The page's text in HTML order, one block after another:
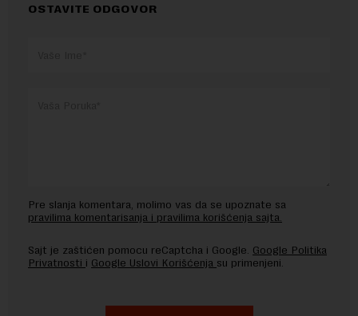
OSTAVITE ODGOVOR
Pre slanja komentara, molimo vas da se upoznate sa
pravilima komentarisanja i pravilima korišćenja sajta.
Sajt je zaštićen pomocu reCaptcha i Google. Google Politika
Privatnosti i Google Uslovi Korišćenja su primenjeni.